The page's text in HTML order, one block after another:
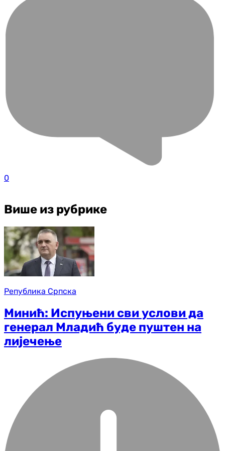
0
Више из рубрике
Република Српска
Минић: Испуњени сви услови да
генерал Младић буде пуштен на
лијечење